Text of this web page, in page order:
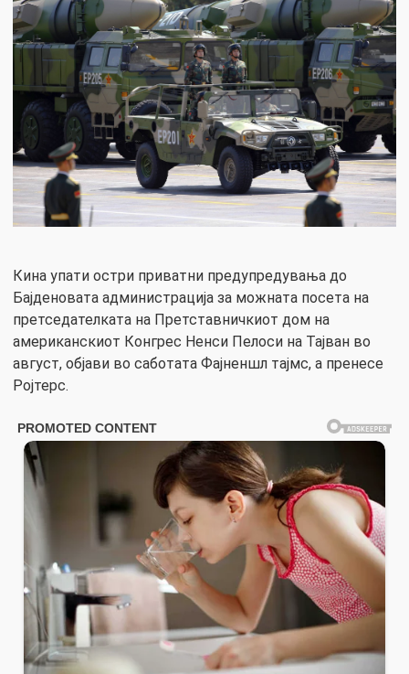
Кина упати остри приватни предупредувања до
Бајденовата администрација за можната посета на
претседателката на Претставничкиот дом на
американскиот Конгрес Ненси Пелоси на Тајван во
август, објави во саботата Фајненшл тајмс, а пренесе
Ројтерс.